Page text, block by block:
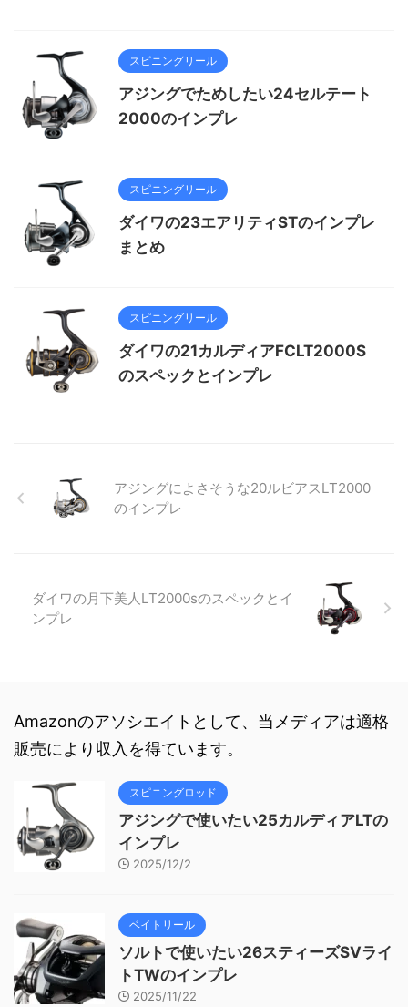
スピニングリール
アジングでためしたい24セルテート
2000のインプレ
スピニングリール
ダイワの23エアリティSTのインプレ
まとめ
スピニングリール
ダイワの21カルディアFCLT2000S
のスペックとインプレ
アジングによさそうな20ルビアスLT2000
のインプレ
ダイワの月下美人LT2000sのスペックとイ
ンプレ
Amazonのアソシエイトとして、当メディアは適格
販売により収入を得ています。
スピニングロッド
アジングで使いたい25カルディアLTの
インプレ
2025/12/2
ベイトリール
ソルトで使いたい26スティーズSVライ
トTWのインプレ
2025/11/22